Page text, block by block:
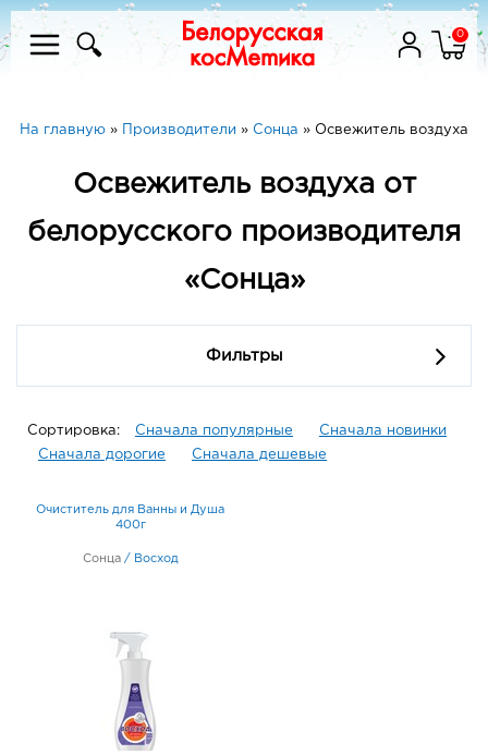
0
На главную » Производители » Сонца » Освежитель воздуха
Освежитель воздуха от
белорусского производителя
«Сонца»
Фильтры
Сортировка: Сначала популярные
Сначала новинки
Сначала дорогие
Сначала дешевые
Очиститель для Ванны и Душа
400г
Сонца / Восход